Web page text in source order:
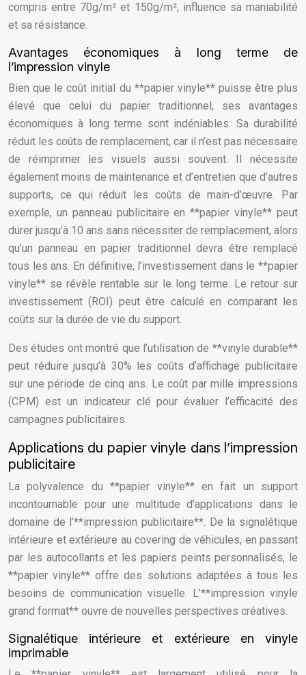
compris entre 70g/m² et 150g/m², influence sa maniabilité
et sa résistance.
Avantages économiques à long terme de
l’impression vinyle
Bien que le coût initial du **papier vinyle** puisse être plus
élevé que celui du papier traditionnel, ses avantages
économiques à long terme sont indéniables. Sa durabilité
réduit les coûts de remplacement, car il n’est pas nécessaire
de réimprimer les visuels aussi souvent. Il nécessite
également moins de maintenance et d’entretien que d’autres
supports, ce qui réduit les coûts de main-d’œuvre. Par
exemple, un panneau publicitaire en **papier vinyle** peut
durer jusqu’à 10 ans sans nécessiter de remplacement, alors
qu’un panneau en papier traditionnel devra être remplacé
tous les ans. En définitive, l’investissement dans le **papier
vinyle** se révèle rentable sur le long terme. Le retour sur
investissement (ROI) peut être calculé en comparant les
coûts sur la durée de vie du support.
Des études ont montré que l’utilisation de **vinyle durable**
peut réduire jusqu’à 30% les coûts d’affichage publicitaire
sur une période de cinq ans. Le coût par mille impressions
(CPM) est un indicateur clé pour évaluer l’efficacité des
campagnes publicitaires.
Applications du papier vinyle dans l’impression
publicitaire
La polyvalence du **papier vinyle** en fait un support
incontournable pour une multitude d’applications dans le
domaine de l’**impression publicitaire**. De la signalétique
intérieure et extérieure au covering de véhicules, en passant
par les autocollants et les papiers peints personnalisés, le
**papier vinyle** offre des solutions adaptées à tous les
besoins de communication visuelle. L’**impression vinyle
grand format** ouvre de nouvelles perspectives créatives.
Signalétique intérieure et extérieure en vinyle
imprimable